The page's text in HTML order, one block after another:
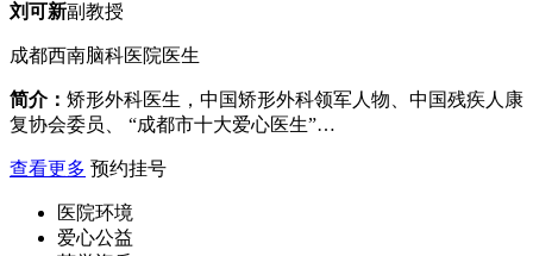
刘可新副教授
成都西南脑科医院医生
简介： 矫形外科医生，中国矫形外科领军人物、中国残疾人康
复协会委员、 “成都市十大爱心医生”…
查看更多 预约挂号
医院环境
爱心公益